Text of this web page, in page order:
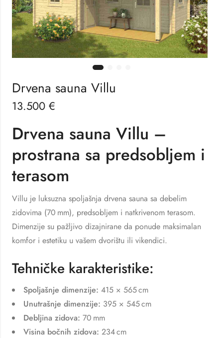
Drvena sauna Villu
13.500 €
Drvena sauna Villu –
prostrana sa predsobljem i
terasom
Villu je luksuzna spoljašnja drvena sauna sa debelim
zidovima (70 mm), predsobljem i natkrivenom terasom.
Dimenzije su pažljivo dizajnirane da ponude maksimalan
komfor i estetiku u vašem dvorištu ili vikendici.
Tehničke karakteristike:
Spoljašnje dimenzije: 415 × 565 cm
Unutrašnje dimenzije: 395 × 545 cm
Debljina zidova: 70 mm
Visina bočnih zidova: 234 cm